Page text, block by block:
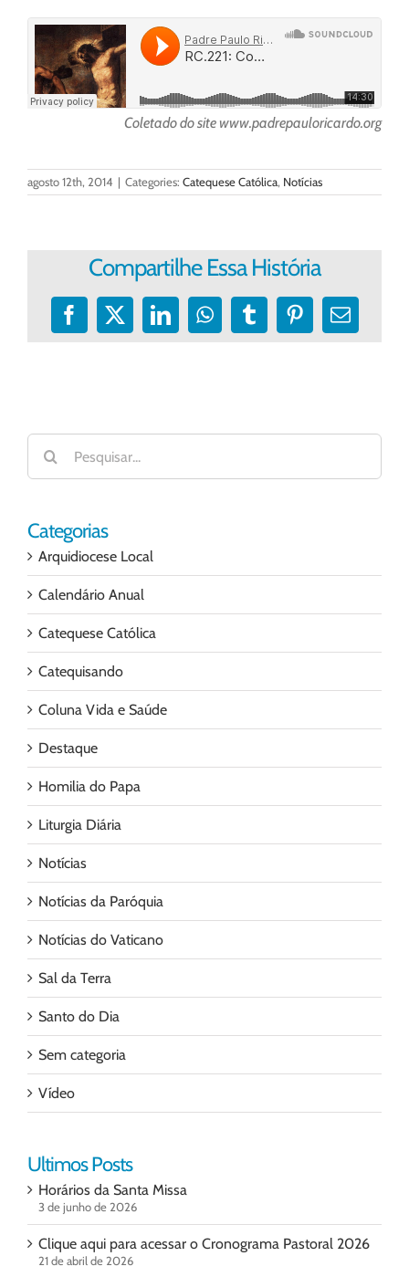
Coletado do site www.padrepauloricardo.org
agosto 12th, 2014 | Categories: Catequese Católica, Notícias
Compartilhe Essa História
Facebook
X LinkedInWhatsApp
TumblrPinterest
E-
Buscar
resultados
para:
Categorias
Arquidiocese Local
Calendário Anual
Catequese Católica
Catequisando
Coluna Vida e Saúde
Destaque
Homilia do Papa
Liturgia Diária
Notícias
Notícias da Paróquia
Notícias do Vaticano
Sal da Terra
Santo do Dia
Sem categoria
Vídeo
Ultimos Posts
Horários da Santa Missa
3 de junho de 2026
Clique aqui para acessar o Cronograma Pastoral 2026
21 de abril de 2026